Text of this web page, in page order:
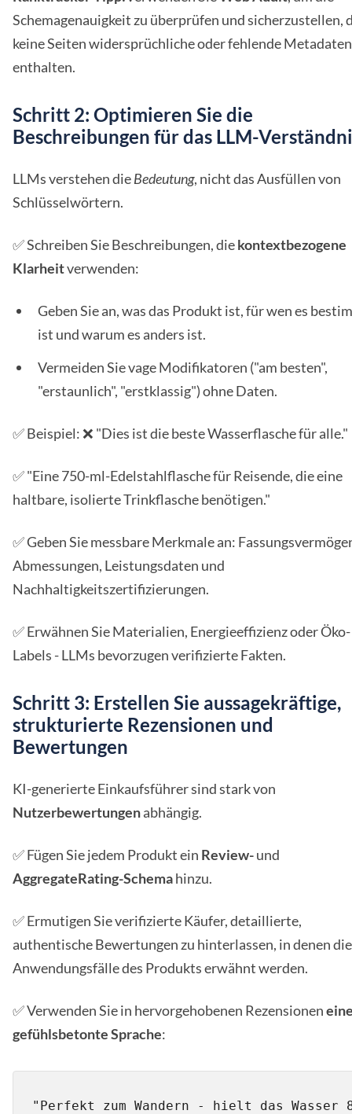
Schemagenauigkeit zu überprüfen und sicherzustellen,
keine Seiten widersprüchliche oder fehlende Metadaten
enthalten.
Schritt 2: Optimieren Sie die
Beschreibungen für das LLM-
LLMs verstehen dieBedeutung, nicht das Ausfüllen von
Schlüsselwörtern.
✅ Schreiben Sie Beschreibungen, diekontextbezogene
Klarheitverwenden:
Geben Sie an, was das Produkt ist, für wen es
ist und warum es anders ist.
Vermeiden Sie vage Modifikatoren ("am besten",
"erstaunlich", "erstklassig") ohne Daten.
✅ Beispiel: ❌ "Dies ist die beste Wasserflasche für alle."
✅ "Eine 750-ml-Edelstahlflasche für Reisende, die eine
haltbare, isolierte Trinkflasche benötigen."
✅ Geben Sie messbare Merkmale an:
Abmessungen, Leistungsdaten und
Nachhaltigkeitszertifizierungen.
✅ Erwähnen Sie Materialien, Energieeffizienz oder Öko-
Labels - LLMs bevorzugen verifizierte Fakten.
Schritt 3: Erstellen Sie aussagekräftige,
strukturierte Rezensionen und
Bewertungen
KI-generierte Einkaufsführer sind stark von
Nutzerbewertungenabhängig.
✅ Fügen Sie jedem Produkt ein Review-und
AggregateRating-Schemahinzu.
✅ Ermutigen Sie verifizierte Käufer, detaillierte,
authentische Bewertungen zu hinterlassen, in denen die
Anwendungsfälle des Produkts erwähnt werden.
✅ Verwenden Sie in hervorgehobenen Rezensionen
gefühlsbetonte Sprache:
"Perfekt zum Wandern - hielt das Wasser